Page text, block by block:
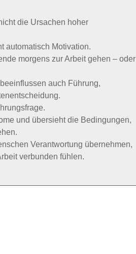
die Ursachen hoher
automatisch Motivation.
morgens zur Arbeit gehen – oder
auch Führung,
und übersieht die Bedingungen,
Verantwortung übernehmen,
verbunden fühlen.